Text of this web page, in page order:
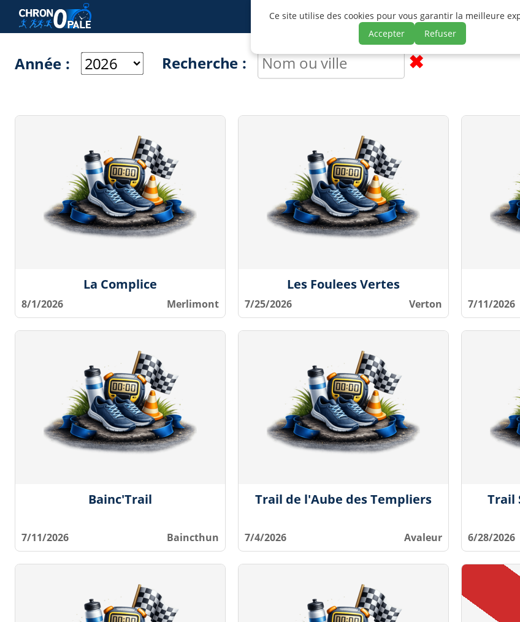
Ce site utilise des cookies pour vous garantir la meilleure
Accepter
Refuser
ChronopaleÉvénementsLive /
Année : Recherche : ✖
La Complice
8/1/2026 Merlimont
Les Foulees Vertes
7/25/2026 Verton 7/11/2026
Bainc'Trail
7/11/2026 Baincthun
Trail de l'Aube des Templiers
7/4/2026 Avaleur
Trail
6/28/2026